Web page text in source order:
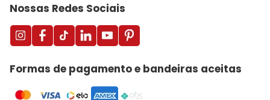
Nossas Redes Sociais
Formas de pagamento e bandeiras aceitas